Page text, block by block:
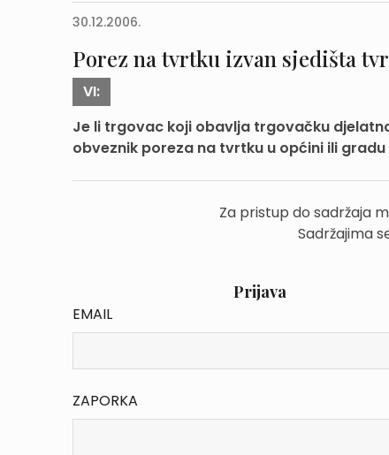
30.12.2006.
Porez na tvrtku izvan sjedišta
VI:
Je li trgovac koji obavlja trgovačku
obveznik poreza na tvrtku u općini ili
Za pristup do sadržaja
Sadržajima
Prijava
EMAIL
ZAPORKA